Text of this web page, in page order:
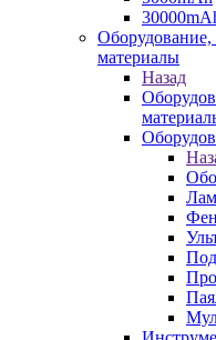
материалы
Назад
Фен